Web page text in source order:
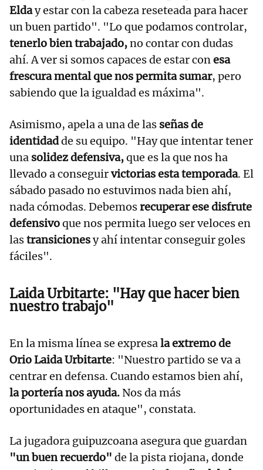
Elday estar con la cabeza reseteada para hacer
un buen partido". "Lo que podamos controlar,
tenerlo bien trabajado,no contar con dudas
ahí. A ver si somos capaces de estar conesa
frescura mental que nos permita sumar, pero
sabiendo que la igualdad es máxima".
Asimismo, apela a una de las señas de
identidadde su equipo. "Hay que intentar tener
una solidez defensiva,que es la que nos ha
llevado a conseguirvictorias esta temporada. El
sábado pasado no estuvimos nada bien ahí,
nada cómodas. Debemosrecuperar ese disfrute
defensivoque nos permita luego ser veloces en
lastransicionesy ahí intentar conseguir goles
fáciles".
Laida Urbitarte: "Hay que hacer bien
nuestro trabajo"
En la misma línea se expresala extremo de
Orio Laida Urbitarte: "Nuestro partido se va a
centrar en defensa. Cuando estamos bien ahí,
la portería nos ayuda. Nos da más
oportunidades en ataque", constata.
La jugadora guipuzcoana asegura que guardan
"un buen recuerdo" de la pista riojana, donde